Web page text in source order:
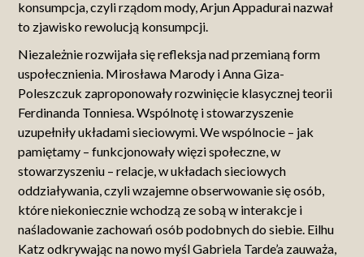
konsumpcja, czyli rządom mody, Arjun Appadurai nazwał
to zjawisko rewolucją konsumpcji.
Niezależnie rozwijała się refleksja nad przemianą form
uspołecznienia. Mirosława Marody i Anna Giza-
Poleszczuk zaproponowały rozwinięcie klasycznej teorii
Ferdinanda Tonniesa. Wspólnotę i stowarzyszenie
uzupełniły układami sieciowymi. We wspólnocie – jak
pamiętamy – funkcjonowały więzi społeczne, w
stowarzyszeniu – relacje, w układach sieciowych
oddziaływania, czyli wzajemne obserwowanie się osób,
które niekoniecznie wchodzą ze sobą w interakcje i
naśladowanie zachowań osób podobnych do siebie. Eilhu
Katz odkrywając na nowo myśl Gabriela Tarde’a zauważa,